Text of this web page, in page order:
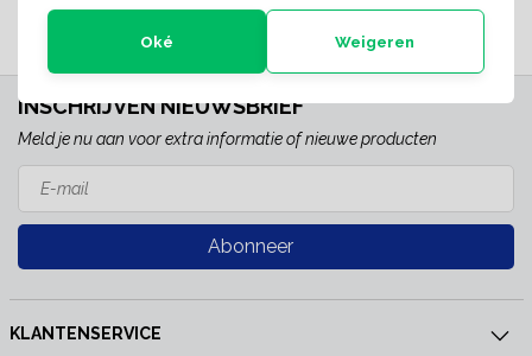
Oké Weigeren
INSCHRIJVEN NIEUWSBRIEF
Meld je nu aan voor extra informatie of nieuwe producten
Abonneer
KLANTENSERVICE